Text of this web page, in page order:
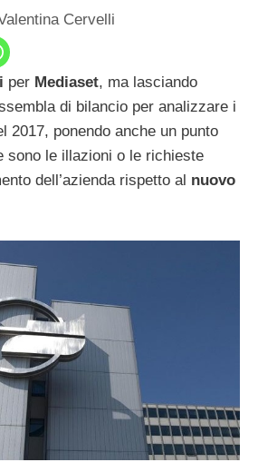
Cervelli
per Mediaset, ma lasciando
di bilancio per analizzare i
2017, ponendo anche un punto
sono le illazioni o le richieste
dell’azienda rispetto al nuovo